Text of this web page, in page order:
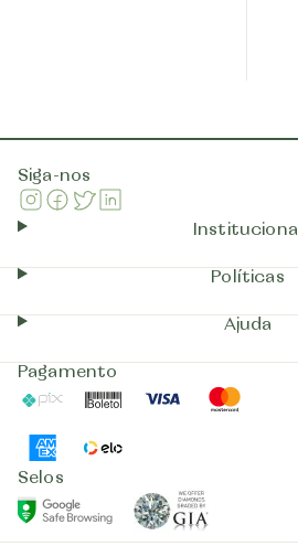
Siga-nos
Instagram
Facebook
Twitter
Institucional
Políticas
Ajuda
Pagamento
Pix Boleto Visa
AmericanExpress
Selos
GoogleSafeBrowsing